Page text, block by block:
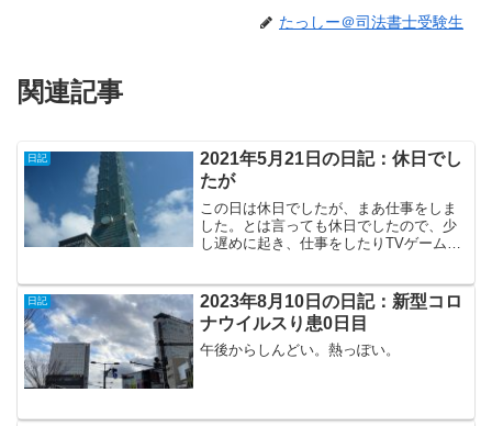
たっしー＠司法書士受験生
関連記事
日記
2021年5月21日の日記：休日でし
たが
この日は休日でしたが、まあ仕事をしま
した。とは言っても休日でしたので、少
し遅めに起き、仕事をしたりTVゲームを
流行っていますので、病院の防疫対策も
レベルがあがっていまし...
日記
2023年8月10日の日記：新型コロ
ナウイルスり患0日目
午後からしんどい。熱っぽい。